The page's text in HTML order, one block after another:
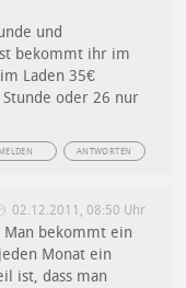
und
bekommt ihr im
Laden 35€
oder 26 nur
ANTWORTEN
MELDEN
02.12.2011, 08:50 Uhr
Man bekommt ein
Monat ein
ist, dass man